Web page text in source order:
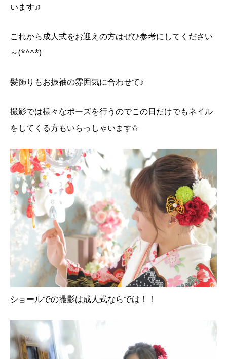
います♫
これから成人式をお迎えの方はぜひ参考にしてください
～(*^^*)
髪飾りもお振袖の雰囲気に合わせて♪
撮影では様々なポーズを行うのでこの日だけでもネイル
をしてくる方もいらっしゃいます✩
ショールでの撮影は成人式ならでは！！